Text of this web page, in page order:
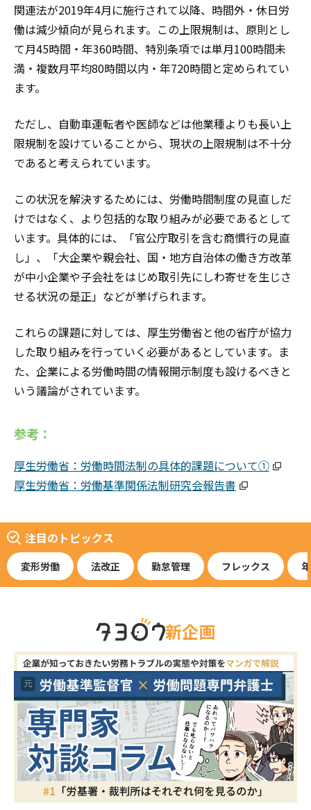
関連法が2019年4月に施行されて以降、時間外・休日労
働は減少傾向が見られます。この上限規制は、原則とし
て月45時間・年360時間、特別条項では単月100時間未
満・複数月平均80時間以内・年720時間と定められてい
ます。
ただし、自動車運転者や医師などは他業種よりも長い上
限規制を設けていることから、現状の上限規制は不十分
であると考えられています。
この状況を解決するためには、労働時間制度の見直しだ
けではなく、より包括的な取り組みが必要であるとして
います。具体的には、「官公庁取引を含む商慣行の見直
し」、「大企業や親会社、国・地方自治体の働き方改革
が中小企業や子会社をはじめ取引先にしわ寄せを生じさ
せる状況の是正」などが挙げられます。
これらの課題に対しては、厚生労働省と他の省庁が協力
した取り組みを行っていく必要があるとしています。ま
た、企業による労働時間の情報開示制度も設けるべきと
いう議論がされています。
参考：
厚生労働省：労働時間法制の具体的課題について①
厚生労働省：労働基準関係法制研究会報告書
注目のトピックス
変形労働 法改正 勤怠管理 フレックス
新企画